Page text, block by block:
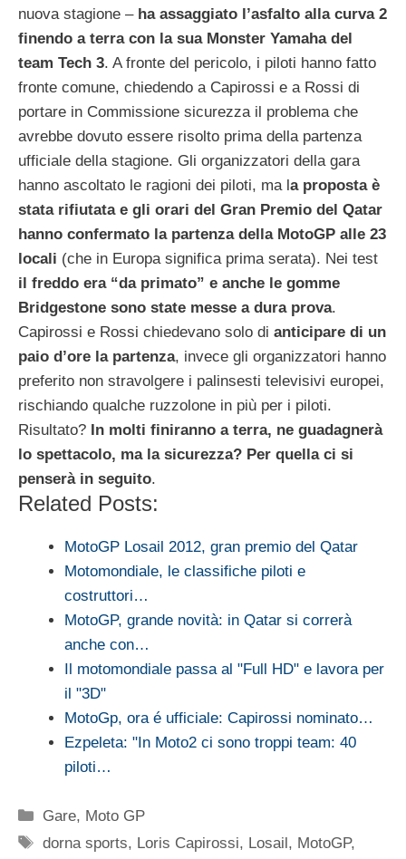
nuova stagione – ha assaggiato l’asfalto alla curva 2
finendo a terra con la sua Monster Yamaha del
team Tech 3. A fronte del pericolo, i piloti hanno fatto
fronte comune, chiedendo a Capirossi e a Rossi di
portare in Commissione sicurezza il problema che
avrebbe dovuto essere risolto prima della partenza
ufficiale della stagione. Gli organizzatori della gara
hanno ascoltato le ragioni dei piloti, ma l a proposta è
stata rifiutata e gli orari del Gran Premio del Qatar
hanno confermato la partenza della MotoGP alle 23
locali (che in Europa significa prima serata). Nei test
il freddo era “da primato” e anche le gomme
Bridgestone sono state messe a dura prova.
Capirossi e Rossi chiedevano solo di anticipare di un
paio d’ore la partenza, invece gli organizzatori hanno
preferito non stravolgere i palinsesti televisivi europei,
rischiando qualche ruzzolone in più per i piloti.
Risultato? In molti finiranno a terra, ne guadagnerà
lo spettacolo, ma la sicurezza? Per quella ci si
penserà in seguito.
Related Posts:
MotoGP Losail 2012, gran premio del Qatar
Motomondiale, le classifiche piloti e
costruttori…
MotoGP, grande novità: in Qatar si correrà
anche con…
Il motomondiale passa al "Full HD" e lavora per
il "3D"
MotoGp, ora é ufficiale: Capirossi nominato…
Ezpeleta: "In Moto2 ci sono troppi team: 40
piloti…
Categorie
Gare, Moto GP
Tag
dorna sports, Loris Capirossi, Losail, MotoGP,